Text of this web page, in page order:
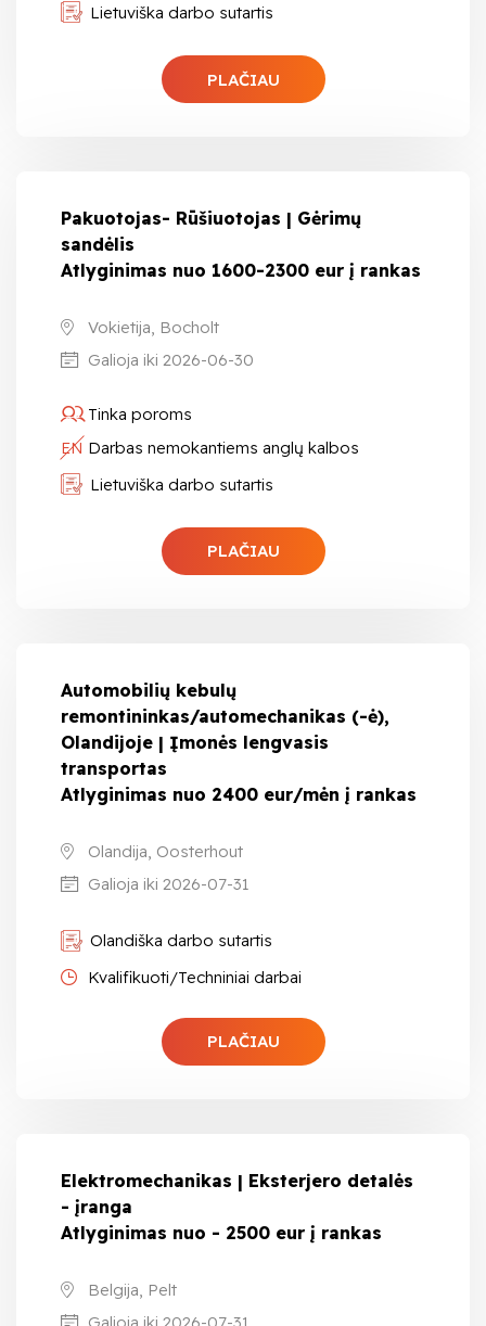
Lietuviška darbo sutartis
PLAČIAU
Pakuotojas- Rūšiuotojas | Gėrimų
sandėlis
Atlyginimas nuo 1600-2300 eur į rankas
Vokietija, Bocholt
Galioja iki 2026-06-30
Tinka poroms
EN Darbas nemokantiems anglų kalbos
Lietuviška darbo sutartis
PLAČIAU
Automobilių kebulų
remontininkas/automechanikas (-ė),
Olandijoje | Įmonės lengvasis
transportas
Atlyginimas nuo 2400 eur/mėn į rankas
Olandija, Oosterhout
Galioja iki 2026-07-31
Olandiška darbo sutartis
Kvalifikuoti/Techniniai darbai
PLAČIAU
Elektromechanikas | Eksterjero detalės
- įranga
Atlyginimas nuo - 2500 eur į rankas
Belgija, Pelt